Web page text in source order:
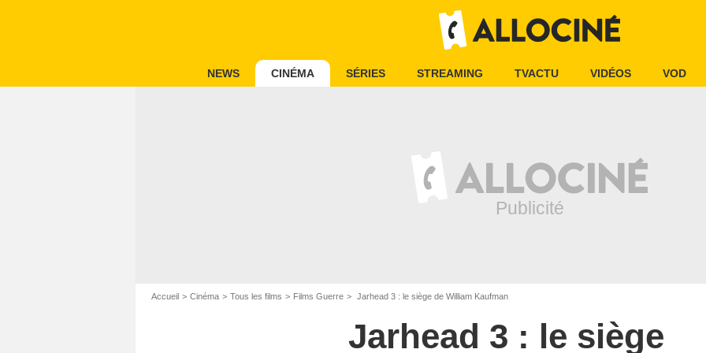
NEWS CINÉMA SÉRIES STREAMING TVACTU VIDÉOS VOD
Accueil Cinéma Tous les films Films Guerre Jarhead 3 : le siège de William Kaufman
Jarhead 3 : le siège